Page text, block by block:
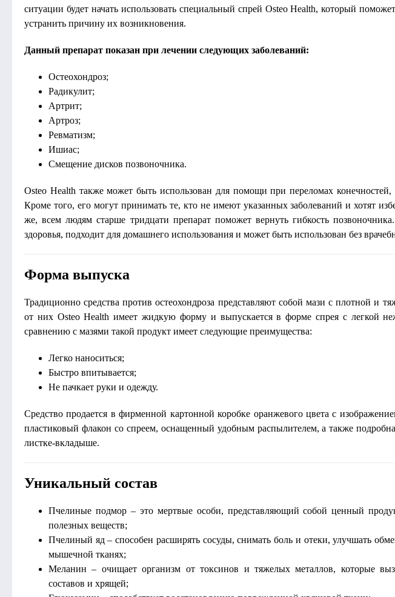
ситуации будет начать использовать специальный спрей Osteo Health, который
устранить причину их возникновения.
Данный препарат показан при лечении следующих заболеваний:
Остеохондроз;
Радикулит;
Артрит;
Артроз;
Ревматизм;
Ишиас;
Смещение дисков позвоночника.
Osteo Health также может быть использован для помощи при переломах
Кроме того, его могут принимать те, кто не имеют указанных заболеваний и хотят
же, всем людям старше тридцати препарат поможет вернуть гибкость
здоровья, подходит для домашнего использования и может быть использован без
Форма выпуска
Традиционно средства против остеохондроза представляют собой мази с плотной и
от них Osteo Health имеет жидкую форму и выпускается в форме спрея с легкой
сравнению с мазями такой продукт имеет следующие преимущества:
Легко наноситься;
Быстро впитывается;
Не пачкает руки и одежду.
Средство продается в фирменной картонной коробке оранжевого цвета с
пластиковый флакон со спреем, оснащенный удобным распылителем, а также
листке-вкладыше.
Уникальный состав
Пчелиные подмор – это мертвые особи, представляющий собой ценный
полезных веществ;
Пчелиный яд – способен расширять сосуды, снимать боль и отеки, улучшать
мышечной тканях;
Меланин – очищает организм от токсинов и тяжелых металлов, которые
составов и хрящей;